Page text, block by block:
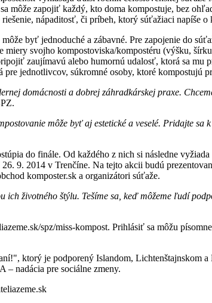
môže zapojiť každý, kto doma kompostuje, bez
nápaditosť, či príbeh, ktorý súťažiaci napíše o
byť jednoduché a zábavné. Pre zapojenie do
svojho kompostoviska/kompostéru (výšku,
zaujímavú alebo humornú udalosť, ktorá sa
jednotlivcov, súkromné osoby, ktoré kompostujú
domácnosti a dobrej záhradkárskej praxe.
môže byť aj estetické a veselé. Pridajte
do finále. Od každého z nich si následne
9. 2014 v Trenčíne. Na tejto akcii budú
komposter.sk a organizátori súťaže.
ich životného štýlu. Tešíme sa, keď môžeme ľudí
spz/miss-kompost. Prihlásiť sa môžu
ktorý je podporený Islandom, Lichtenštajnskom
– nadácia pre sociálne zmeny.